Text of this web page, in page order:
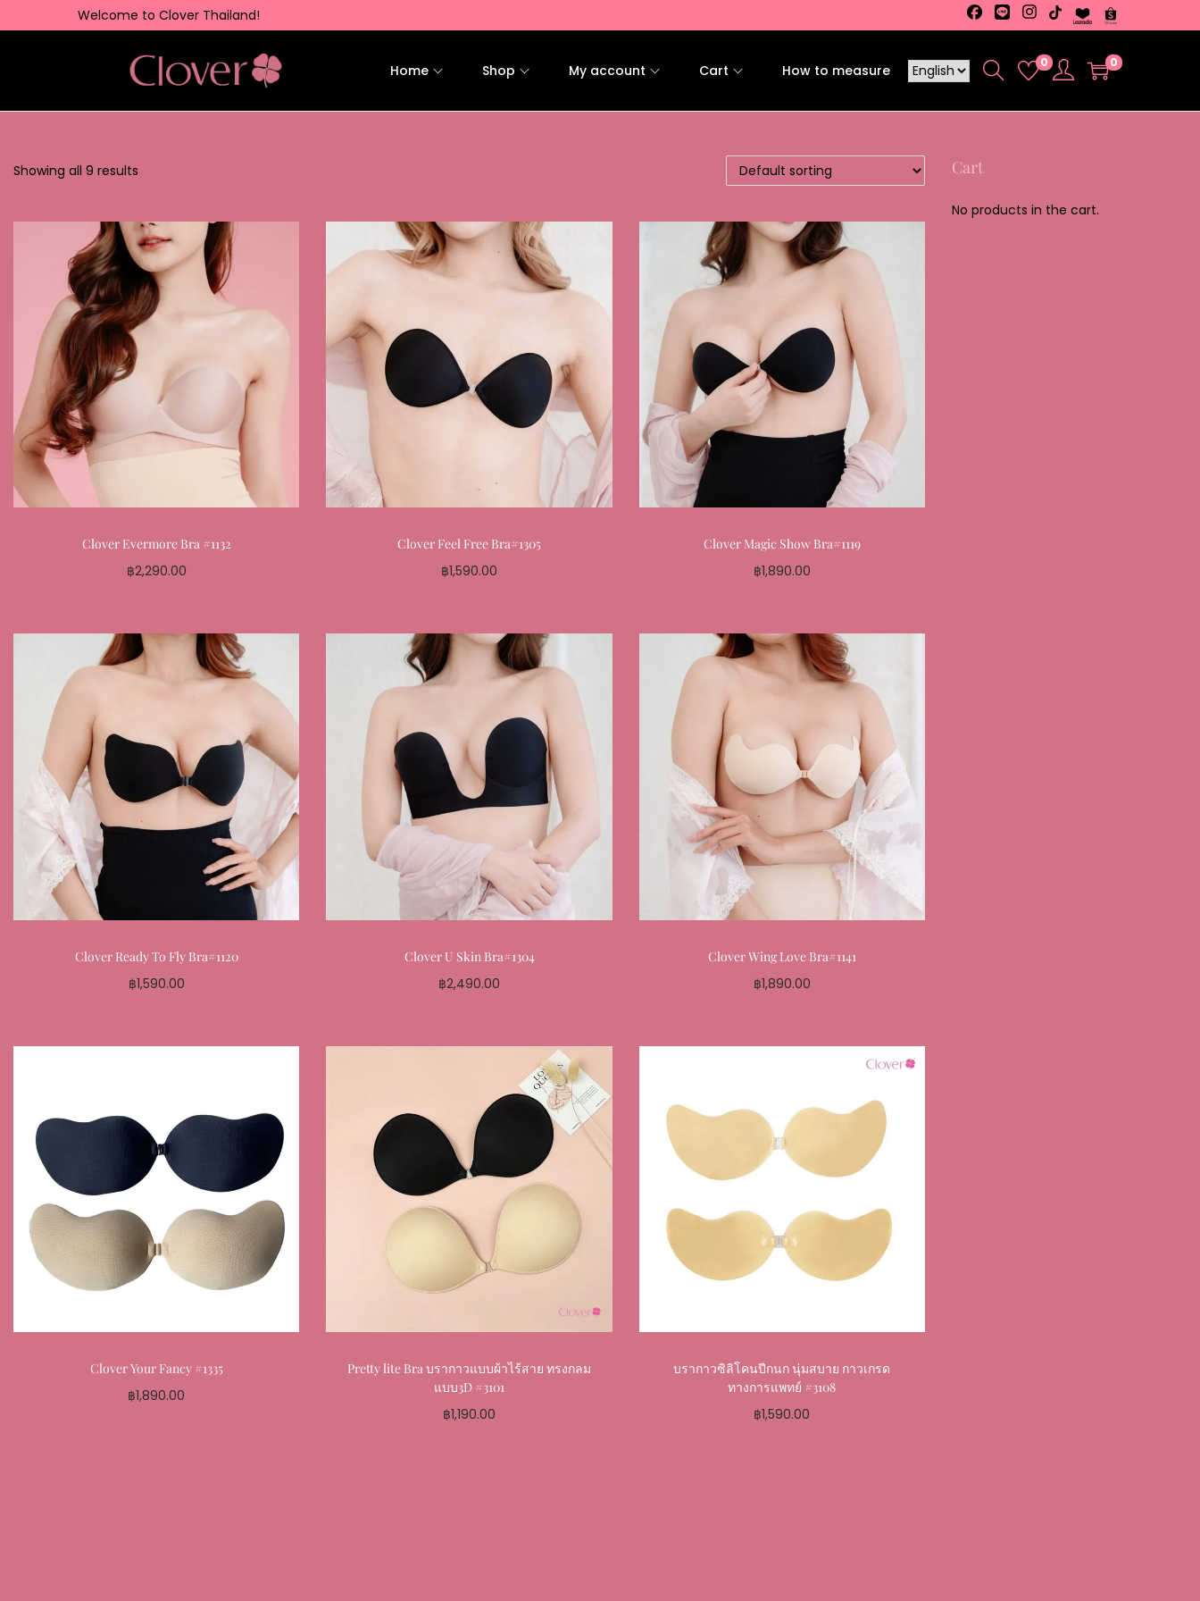
Welcome to Clover Thailand!
Home Shop My account Cart How to measure 0 0
Showing all 9 results
Clover Evermore Bra #1132
฿2,290.00
Add to My Favourite
Clover Feel Free Bra#1305
฿1,590.00
Add to My Favourite
Clover Magic Show Bra#1119
฿1,890.00
Add to My Favourite
Clover Ready To Fly Bra#1120
฿1,590.00
Add to My Favourite
Clover U Skin Bra#1304
฿2,490.00
Add to My Favourite
Clover Wing Love Bra#1141
฿1,890.00
Add to My Favourite
Clover Your Fancy #1335
฿1,890.00
Pretty lite Bra บรากาวแบบผ้าไร้สาย ทรงกลม
แบบ3D #3101
฿1,190.00
บรากาวซิลิโคนปีกนก นุ่มสบาย กาวเกรด
ทางการแพทย์ #3108
฿1,590.00
Cart
No products in the cart.